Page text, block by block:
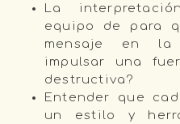
La
equipo de para
mensaje en la
impulsar una
destructiva?
Entender que
un estilo y